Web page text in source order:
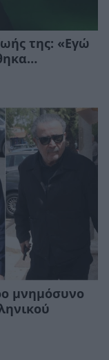
της: «Εγώ
μνημόσυνο